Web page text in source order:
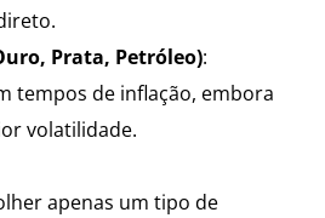
Prata, Petróleo):
tempos de inflação, embora
volatilidade.
apenas um tipo de